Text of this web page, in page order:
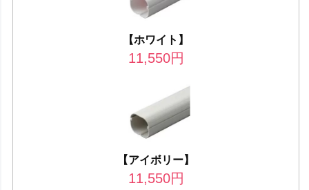
【ホワイト】
11,550円
【アイボリー】
11,550円